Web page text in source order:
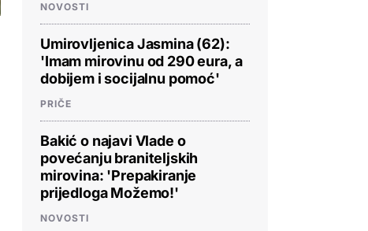
NOVOSTI
Umirovljenica Jasmina (62):
'Imam mirovinu od 290 eura, a
dobijem i socijalnu pomoć'
PRIČE
Bakić o najavi Vlade o
povećanju braniteljskih
mirovina: 'Prepakiranje
prijedloga Možemo!'
NOVOSTI